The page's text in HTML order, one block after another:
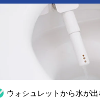
ウォシュレットから水が出